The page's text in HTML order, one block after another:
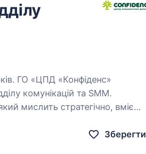
комунікацій та SMM.
мислить стратегічно, вміє
Зберегти